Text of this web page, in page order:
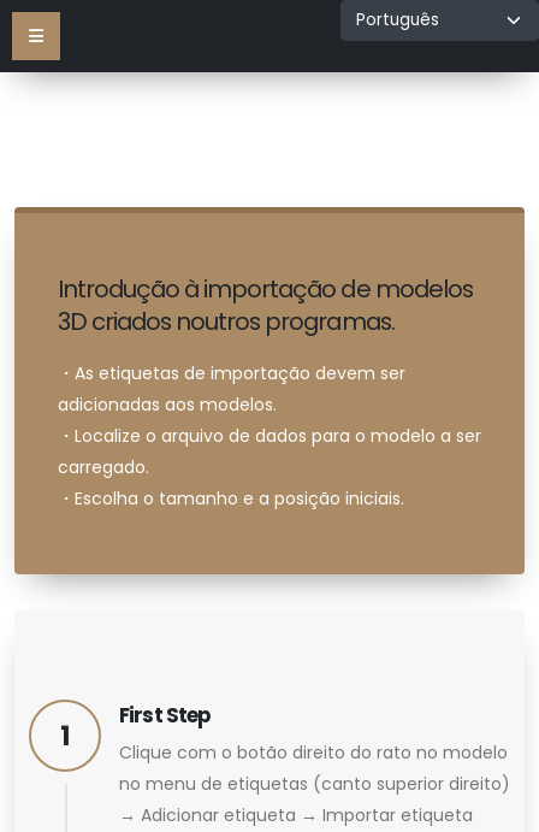
Introdução à importação de modelos
3D criados noutros programas.
・As etiquetas de importação devem ser
adicionadas aos modelos.
・Localize o arquivo de dados para o modelo a ser
carregado.
・Escolha o tamanho e a posição iniciais.
1
First Step
Clique com o botão direito do rato no modelo
no menu de etiquetas (canto superior direito)
→ Adicionar etiqueta → Importar etiqueta